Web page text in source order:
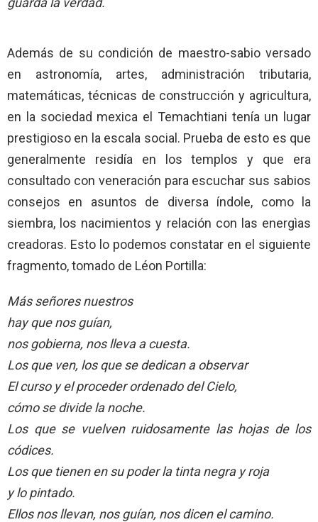
Además de su condición de maestro-sabio versado
en astronomía, artes, administración tributaria,
matemáticas, técnicas de construcción y agricultura,
en la sociedad mexica el Temachtiani tenía un lugar
prestigioso en la escala social. Prueba de esto es que
generalmente residía en los templos y que era
consultado con veneración para escuchar sus sabios
consejos en asuntos de diversa índole, como la
siembra, los nacimientos y relación con las energìas
creadoras. Esto lo podemos constatar en el siguiente
fragmento, tomado de Léon Portilla:
Más señores nuestros
hay que nos guían,
nos gobierna, nos lleva a cuesta.
Los que ven, los que se dedican a observar
El curso y el proceder ordenado del Cielo,
cómo se divide la noche.
Los que se vuelven ruidosamente las hojas de los
códices.
Los que tienen en su poder la tinta negra y roja
y lo pintado.
Ellos nos llevan, nos guían, nos dicen el camino.